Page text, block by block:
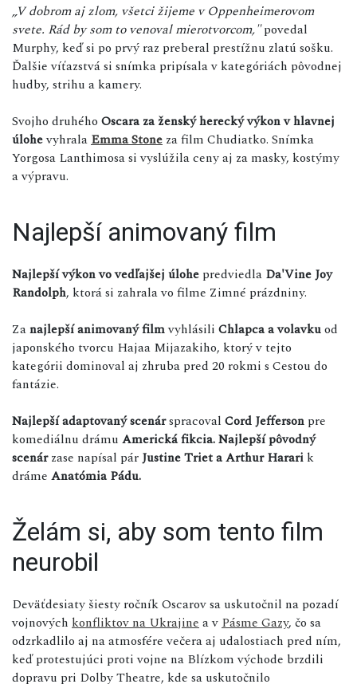
„V dobrom aj zlom, všetci žijeme v Oppenheimerovom
svete. Rád by som to venoval mierotvorcom,"povedal
Murphy, keď si po prvý raz preberal prestížnu zlatú sošku.
Ďalšie víťazstvá si snímka pripísala v kategóriách pôvodnej
hudby, strihu a kamery.
Svojho druhého Oscara za ženský herecký výkon v hlavnej
úlohevyhrala Emma Stone za film Chudiatko. Snímka
Yorgosa Lanthimosa si vyslúžila ceny aj za masky, kostýmy
a výpravu.
Najlepší animovaný film
Najlepší výkon vo vedľajšej úlohe predviedla Da'Vine Joy
Randolph, ktorá si zahrala vo filme Zimné prázdniny.
Zanajlepší animovaný filmvyhlásili Chlapca a volavkuod
japonského tvorcu Hajaa Mijazakiho, ktorý v tejto
kategórii dominoval aj zhruba pred 20 rokmi s Cestou do
fantázie.
Najlepší adaptovaný scenárspracoval Cord Jefferson pre
komediálnu drámu Americká fikcia.Najlepší pôvodný
scenárzase napísal párJustine Triet a Arthur Harari k
dráme Anatómia Pádu.
Želám si, aby som tento film
neurobil
Deväťdesiaty šiesty ročník Oscarov sa uskutočnil na pozadí
vojnových konfliktov na Ukrajine a v Pásme Gazy, čo sa
odzrkadlilo aj na atmosfére večera aj udalostiach pred ním,
keď protestujúci proti vojne na Blízkom východe brzdili
dopravu pri Dolby Theatre, kde sa uskutočnilo